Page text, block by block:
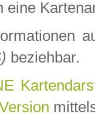
eine
beziehbar.